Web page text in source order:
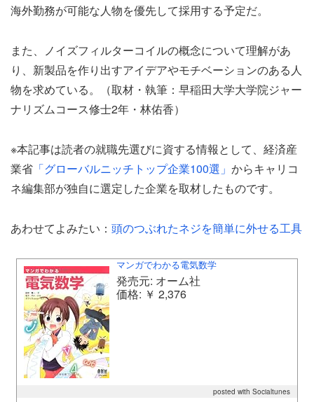
海外勤務が可能な人物を優先して採用する予定だ。
また、ノイズフィルターコイルの概念について理解があ
り、新製品を作り出すアイデアやモチベーションのある人
物を求めている。（取材・執筆：早稲田大学大学院ジャー
ナリズムコース修士2年・林佑香）
※本記事は読者の就職先選びに資する情報として、経済産
業省 「グローバルニッチトップ企業100選」 からキャリコ
ネ編集部が独自に選定した企業を取材したものです。
あわせてよみたい： 頭のつぶれたネジを簡単に外せる工具
マンガでわかる電気数学
発売元: オーム社
価格: ￥ 2,376
posted with Socialtunes